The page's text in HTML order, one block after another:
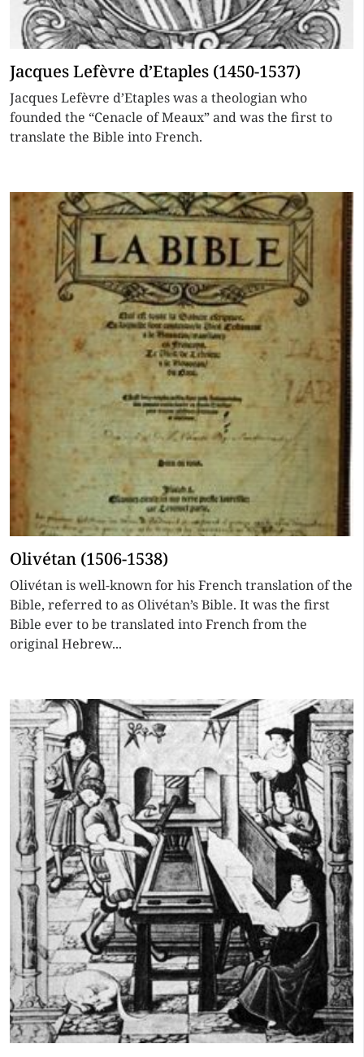
Jacques Lefèvre d’Etaples (1450-1537)
Jacques Lefèvre d’Etaples was a theologian who
founded the “Cenacle of Meaux” and was the first to
translate the Bible into French.
Olivétan (1506-1538)
Olivétan is well-known for his French translation of the
Bible, referred to as Olivétan’s Bible. It was the first
Bible ever to be translated into French from the
original Hebrew...